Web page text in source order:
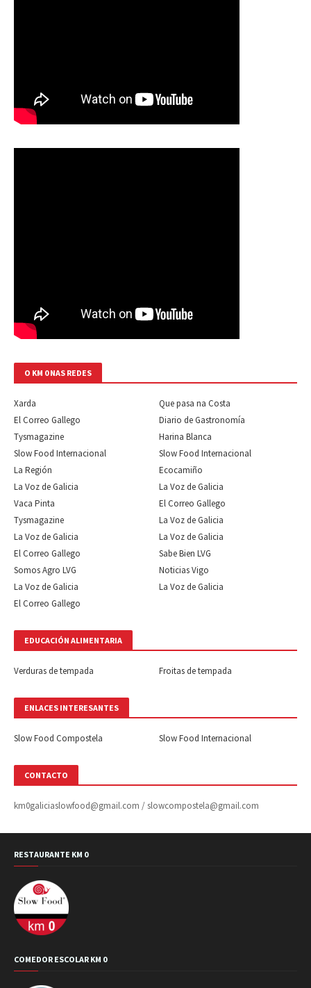
O KM 0 NAS REDES
Xarda
Que pasa na Costa
El Correo Gallego
Diario de Gastronomía
Tysmagazine
Harina Blanca
Slow Food Internacional
Slow Food Internacional
La Región
Ecocamiño
La Voz de Galicia
La Voz de Galicia
Vaca Pinta
El Correo Gallego
Tysmagazine
La Voz de Galicia
La Voz de Galicia
La Voz de Galicia
El Correo Gallego
Sabe Bien LVG
Somos Agro LVG
Noticias Vigo
La Voz de Galicia
La Voz de Galicia
El Correo Gallego
EDUCACIÓN ALIMENTARIA
Verduras de tempada Froitas de tempada
ENLACES INTERESANTES
Slow Food Compostela Slow Food Internacional
CONTACTO
km0galiciaslowfood@gmail.com / slowcompostela@gmail.com
RESTAURANTE KM 0
COMEDOR ESCOLAR KM 0